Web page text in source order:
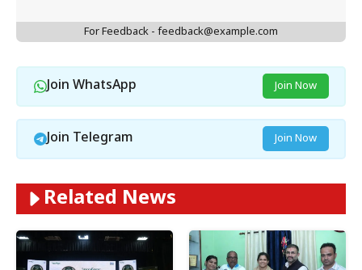
For Feedback - feedback@example.com
Join WhatsApp Join Now
Join Telegram Join Now
Related News